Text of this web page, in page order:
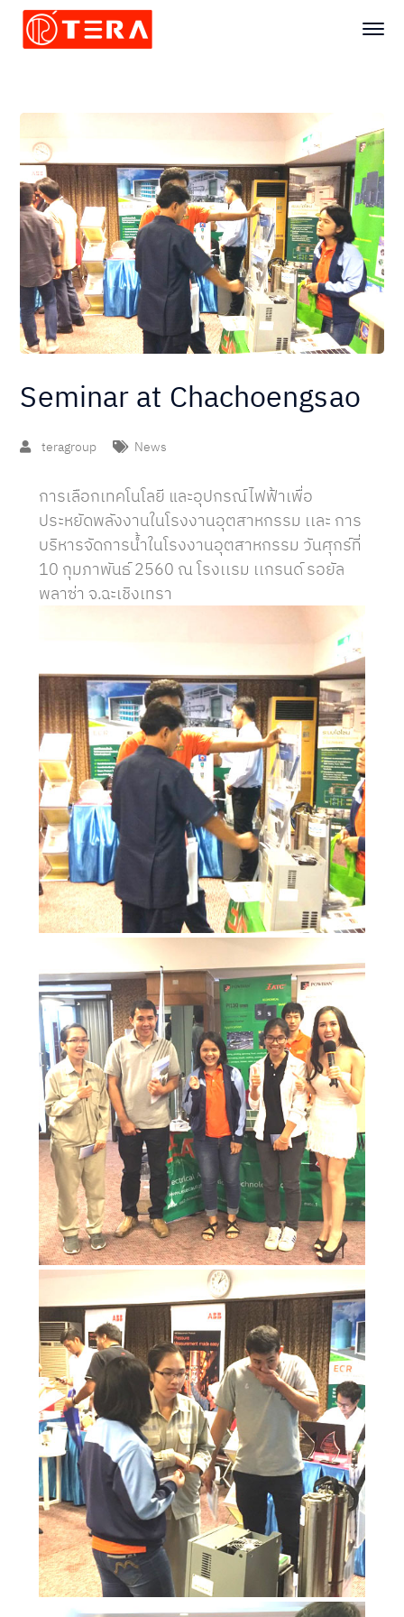
Seminar at Chachoengsao
teragroup News
การเลือกเทคโนโลยี และอุปกรณ์ไฟฟ้าเพื่อ
ประหยัดพลังงานในโรงงานอุตสาหกรรม เเละ การ
บริหารจัดการน้ำในโรงงานอุตสาหกรรม วันศุกร์ที่
10 กุมภาพันธ์ 2560 ณ โรงเเรม เเกรนด์ รอยัล
พลาซ่า จ.ฉะเชิงเทรา